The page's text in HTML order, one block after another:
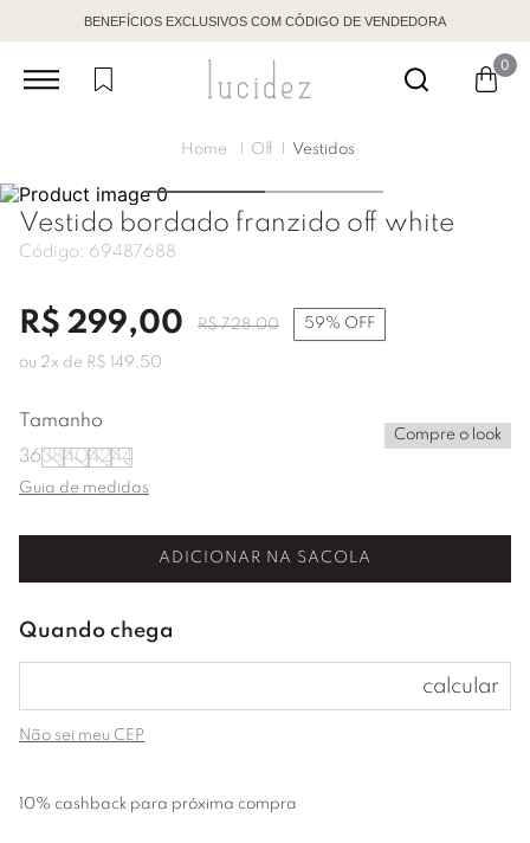
BENEFÍCIOS EXCLUSIVOS COM CÓDIGO DE VENDEDORA
0
Off Vestidos
Vestido bordado franzido off white
Código: 69487688
R$ 299,00 R$ 728,00 59% OFF
ou 2x de R$ 149 ,50
Tamanho
3638404244
Compre o look
Guia de medidas
ADICIONAR NA SACOLA
Não sei meu CEP
10% cashback para próxima compra